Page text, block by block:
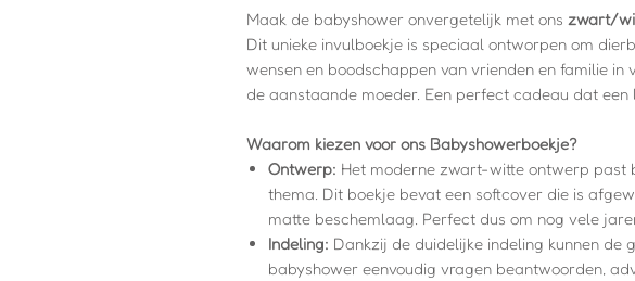
Maak de babyshower onvergetelijk met ons zwart/
Dit unieke invulboekje is speciaal ontworpen om
wensen en boodschappen van vrienden en familie in
de aanstaande moeder. Een perfect cadeau dat
Waarom kiezen voor ons Babyshowerboekje?
Ontwerp: Het moderne zwart-witte ontwerp past
thema. Dit boekje bevat een softcover die is
matte beschemlaag. Perfect dus om nog vele
Indeling: Dankzij de duidelijke indeling kunnen de
babyshower eenvoudig vragen beantwoorden,